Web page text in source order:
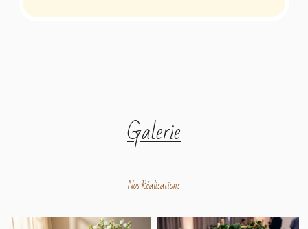
Galerie
Nos Réalisations